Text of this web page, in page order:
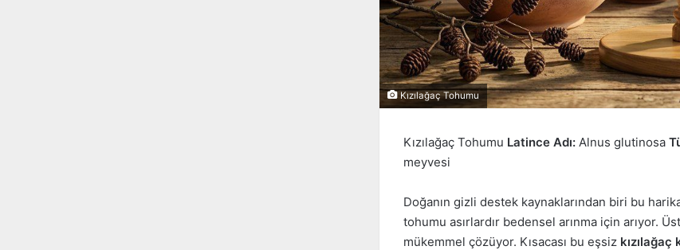
Kızılağaç Tohumu
Kızılağaç Tohumu Latince Adı: Alnus glutinosa
meyvesi
Doğanın gizli destek kaynaklarından biri bu
tohumu asırlardır bedensel arınma için arıyor.
mükemmel çözüyor. Kısacası bu eşsiz kızılağaç